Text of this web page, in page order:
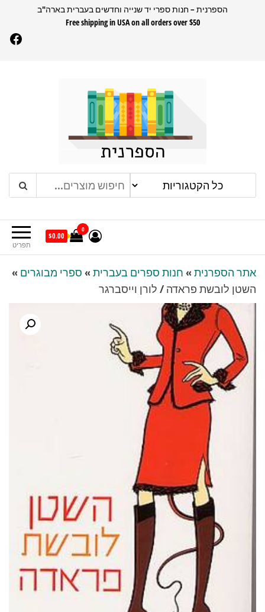
הספרנית – חנות ספרי יד שנייה וחדשים בעברית בארה"ב
Free shipping in USA on all orders over $50
הספרנית
תפריט
0
$0.00
אתר הספרנית » חנות ספרים בעברית » ספרי מבוגרים »
השטן לובשת פראדה / לורן וייסברגר